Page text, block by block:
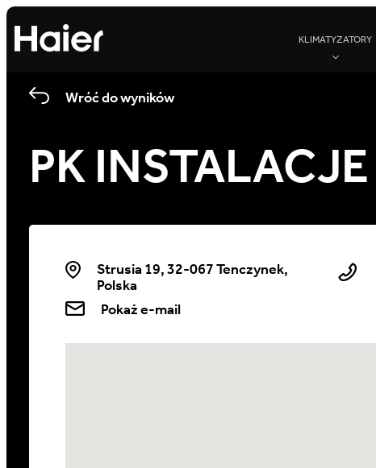
KLIMATYZATORY
Wróć do wyników
PK
Strusia 19, 32-067 Tenczynek,
Polska
Pokaż e-mail